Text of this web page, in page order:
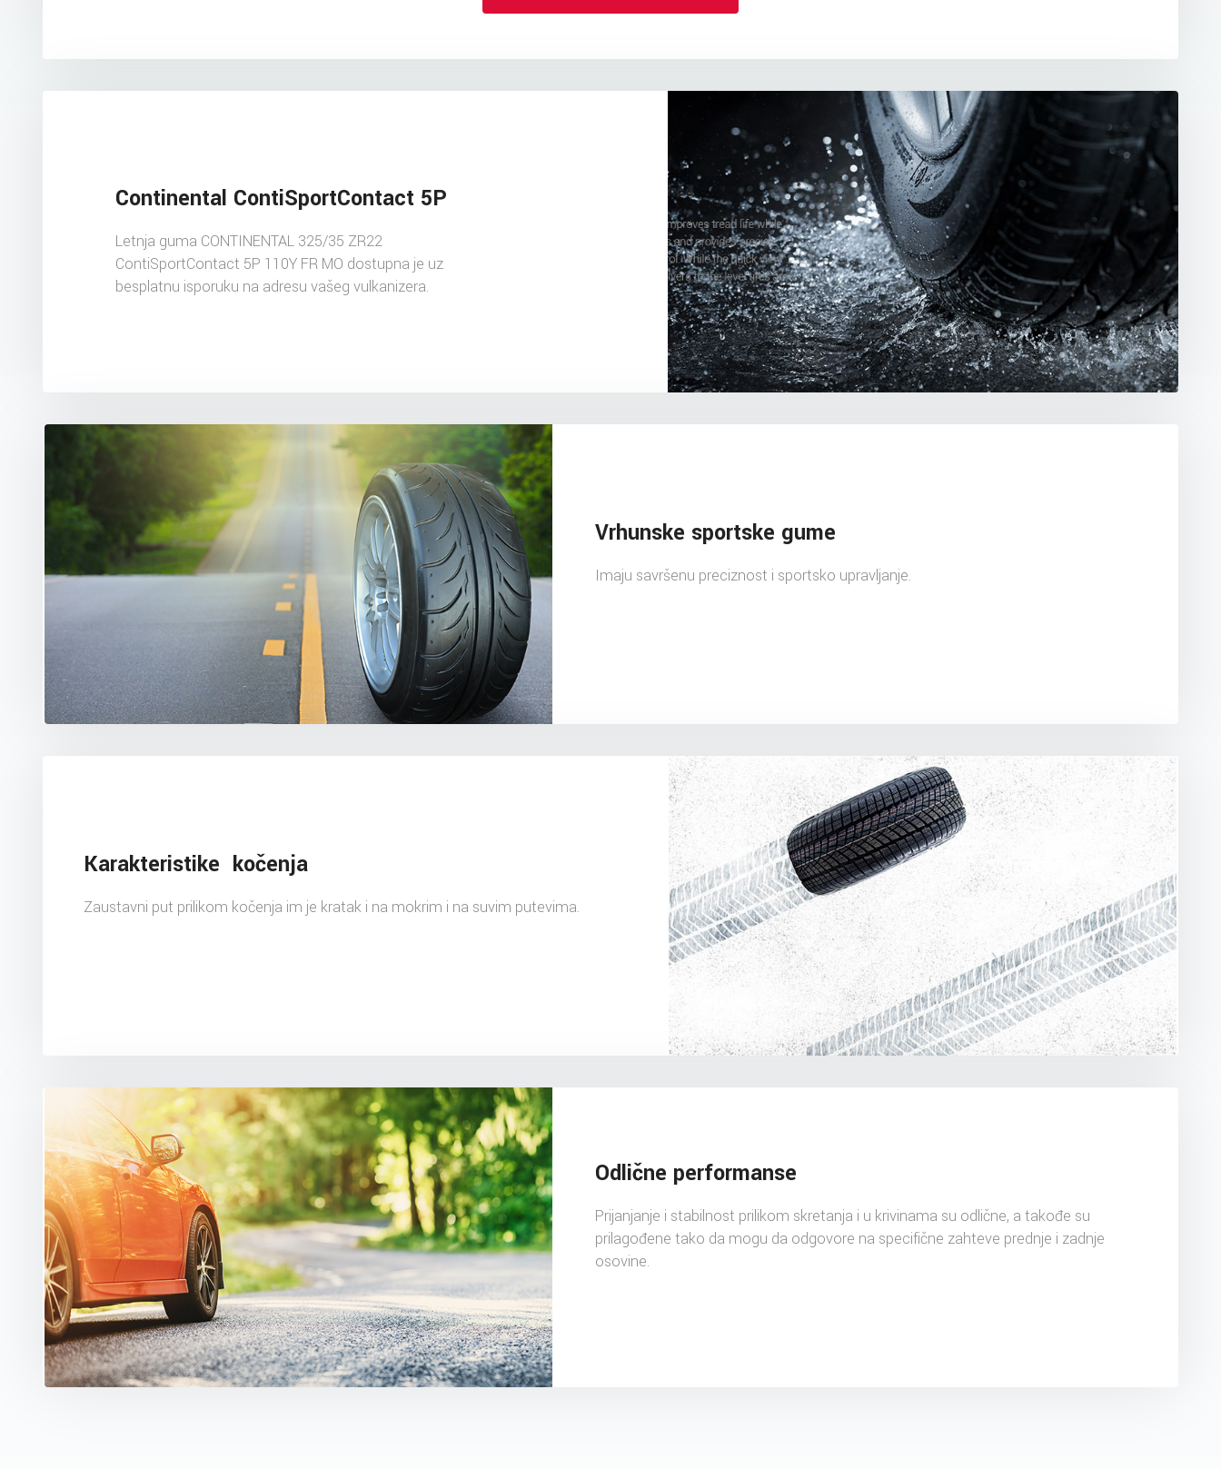
Continental ContiSportContact 5P
Letnja guma CONTINENTAL 325/35 ZR22
ContiSportContact 5P 110Y FR MO dostupna je uz
besplatnu isporuku na adresu vašeg vulkanizera.
Vrhunske sportske gume
Imaju savršenu preciznost i sportsko upravljanje.
Karakteristike kočenja
Zaustavni put prilikom kočenja im je kratak i na mokrim i na suvim putevima.
Odlične performanse
Prijanjanje i stabilnost prilikom skretanja i u krivinama su odlične, a takođe su
prilagođene tako da mogu da odgovore na specifične zahteve prednje i zadnje
osovine.